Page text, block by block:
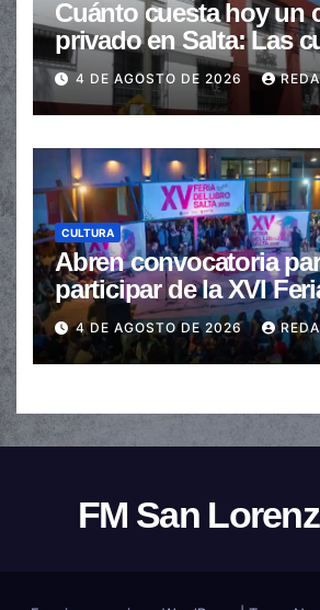
Cuánto cuesta hoy un
privado en Salta: Las
de $110.000 a más de
4 DE AGOSTO DE 2026
CULTURA
Abren convocatoria
participar de la XVI
de Salta
4 DE AGOSTO DE 2026
FM San